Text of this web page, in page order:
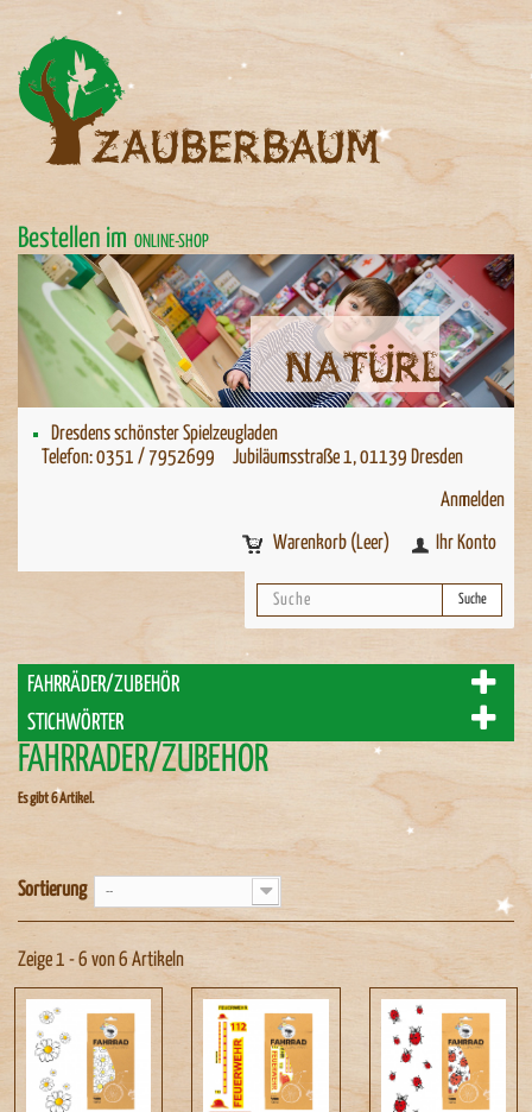
Bestellen im ONLINE-SHOP
Natürlich spielen
Dresdens schönster Spielzeugladen
Telefon: 0351 / 7952699 Jubiläumsstraße 1, 01139 Dresden
Anmelden
Warenkorb (Leer) Ihr Konto
Suche
FAHRRÄDER/ZUBEHÖR
STICHWÖRTER
FAHRRÄDER/ZUBEHÖR
Es gibt 6 Artikel.
Sortierung --
Zeige 1 - 6 von 6 Artikeln